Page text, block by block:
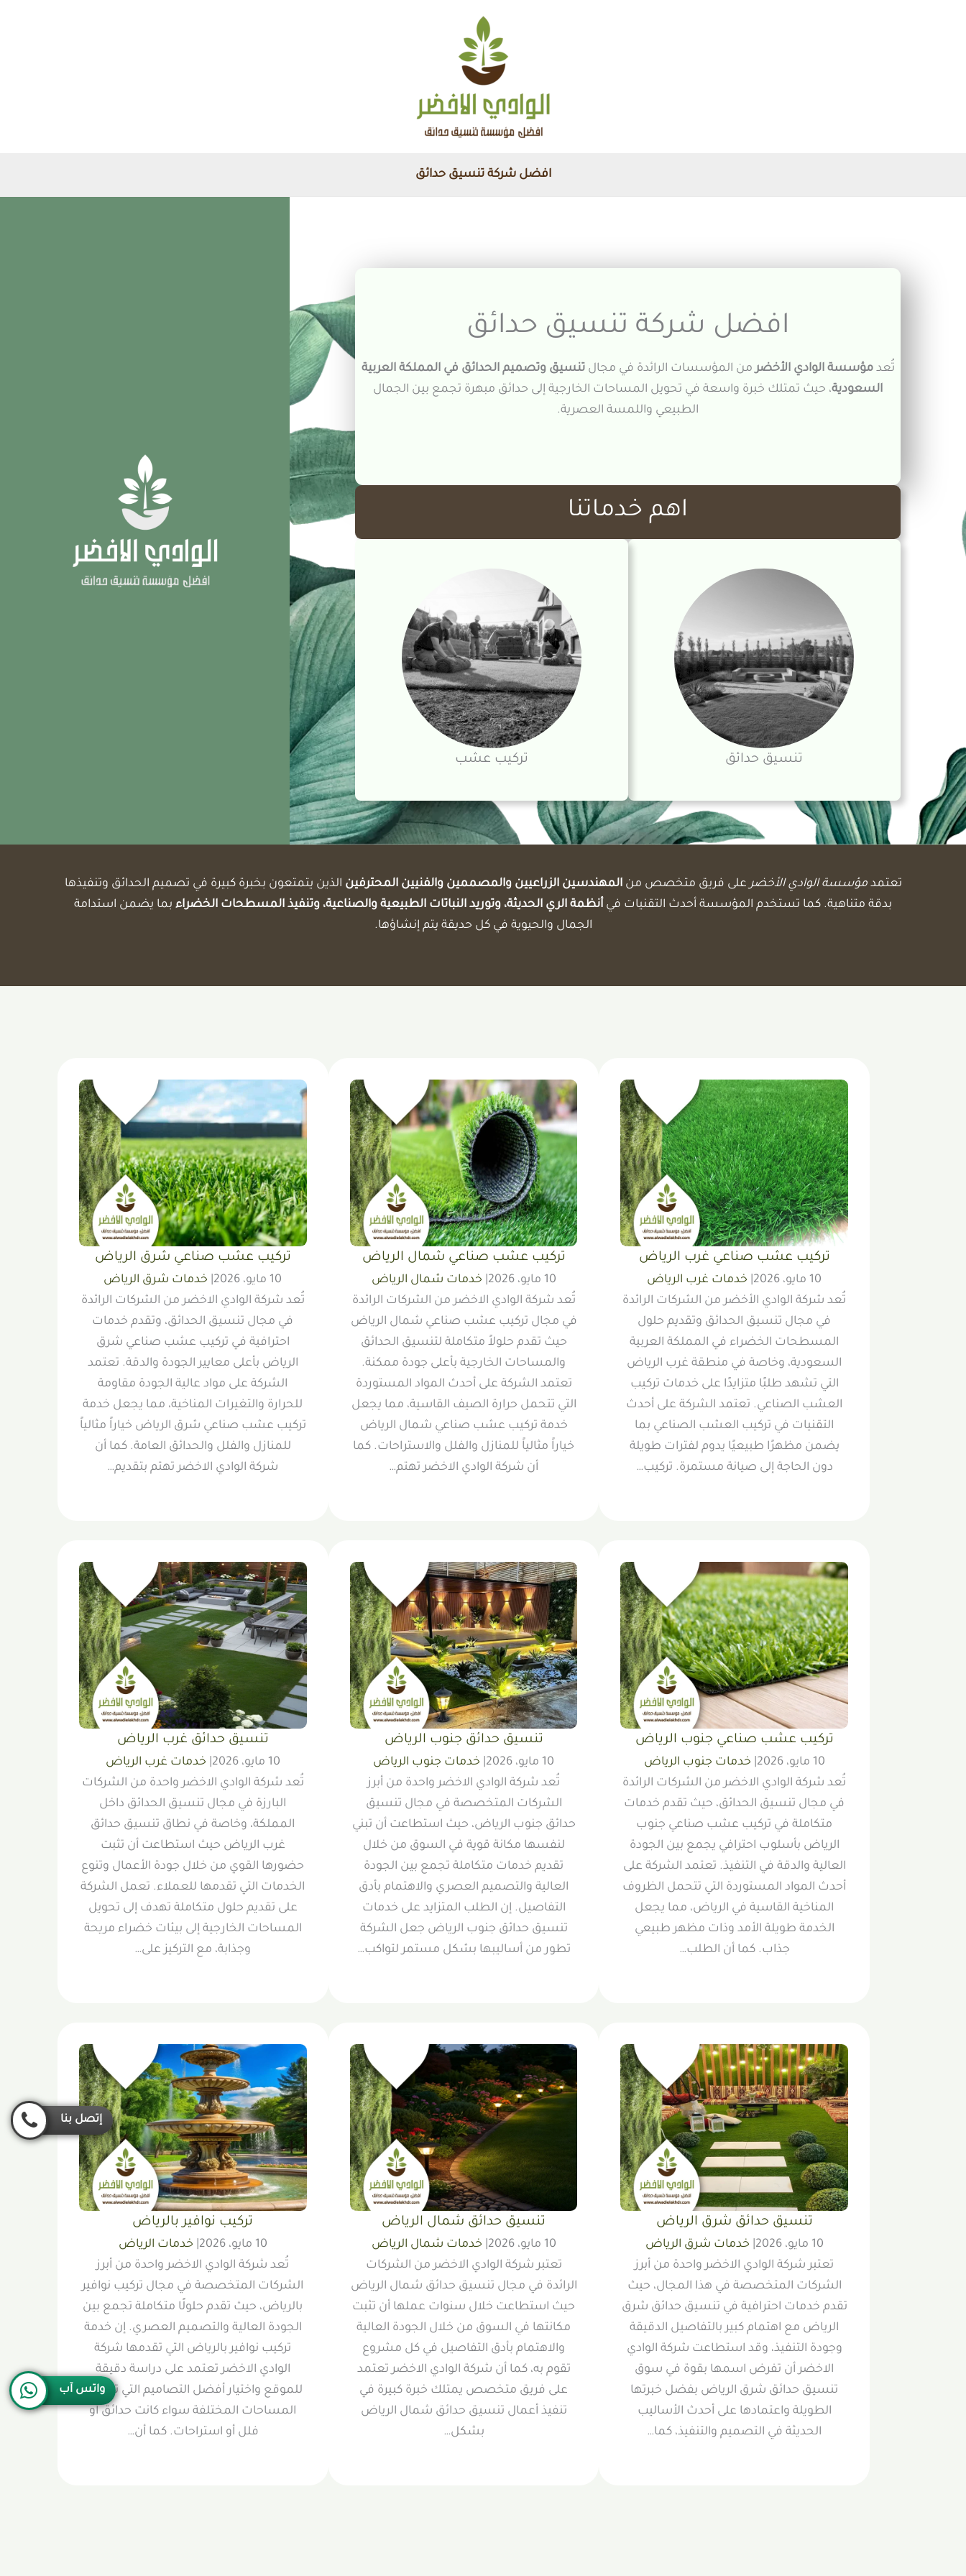
افضل شركة تنسيق حدائق
افضل شركة تنسيق حدائق
تُعدمؤسسة الوادي الأخضرمن المؤسسات الرائدة في مجالتنسيق وتصميم الحدائق في المملكة العربية
السعودية، حيث تمتلك خبرة واسعة في تحويل المساحات الخارجية إلى حدائق مبهرة تجمع بين الجمال
الطبيعي واللمسة العصرية.
اهم خدماتنا
تنسيق حدائق تركيب عشب
تعتمدمؤسسة الوادي الأخضر على فريق متخصص منالمهندسين الزراعيين والمصممين والفنيين المحترفين الذين يتمتعون بخبرة كبيرة في تصميم الحدائق وتنفيذها
بدقة متناهية. كما تستخدم المؤسسة أحدث التقنيات في أنظمة الري الحديثة، وتوريد النباتات الطبيعية والصناعية، وتنفيذ المسطحات الخضراء بما يضمن استدامة
الجمال والحيوية في كل حديقة يتم إنشاؤها.
تركيب عشب صناعي غرب الرياض
10 مايو، 2026
خدمات غرب الرياض
تُعد شركة الوادي الأخضر من الشركات الرائدة
في مجال تنسيق الحدائق وتقديم حلول
المسطحات الخضراء في المملكة العربية
السعودية، وخاصة في منطقة غرب الرياض
التي تشهد طلبًا متزايدًا على خدمات تركيب
العشب الصناعي. تعتمد الشركة على أحدث
التقنيات في تركيب العشب الصناعي بما
يضمن مظهرًا طبيعيًا يدوم لفترات طويلة
دون الحاجة إلى صيانة مستمرة. تركيب…
تركيب عشب صناعي شمال الرياض
10 مايو، 2026
خدمات شمال الرياض
تُعد شركة الوادي الاخضر من الشركات الرائدة
في مجال تركيب عشب صناعي شمال الرياض
حيث تقدم حلولاً متكاملة لتنسيق الحدائق
والمساحات الخارجية بأعلى جودة ممكنة.
تعتمد الشركة على أحدث المواد المستوردة
التي تتحمل حرارة الصيف القاسية، مما يجعل
خدمة تركيب عشب صناعي شمال الرياض
خياراً مثالياً للمنازل والفلل والاستراحات. كما
أن شركة الوادي الاخضر تهتم…
تركيب عشب صناعي شرق الرياض
10 مايو، 2026
خدمات شرق الرياض
تُعد شركة الوادي الاخضر من الشركات الرائدة
في مجال تنسيق الحدائق، وتقدم خدمات
احترافية في تركيب عشب صناعي شرق
الرياض بأعلى معايير الجودة والدقة. تعتمد
الشركة على مواد عالية الجودة مقاومة
للحرارة والتغيرات المناخية، مما يجعل خدمة
تركيب عشب صناعي شرق الرياض خياراً مثالياً
للمنازل والفلل والحدائق العامة. كما أن
شركة الوادي الاخضر تهتم بتقديم…
تركيب عشب صناعي جنوب الرياض
10 مايو، 2026
خدمات جنوب الرياض
تُعد شركة الوادي الاخضر من الشركات الرائدة
في مجال تنسيق الحدائق، حيث تقدم خدمات
متكاملة في تركيب عشب صناعي جنوب
الرياض بأسلوب احترافي يجمع بين الجودة
العالية والدقة في التنفيذ. تعتمد الشركة على
أحدث المواد المستوردة التي تتحمل الظروف
المناخية القاسية في الرياض، مما يجعل
الخدمة طويلة الأمد وذات مظهر طبيعي
جذاب. كما أن الطلب…
تنسيق حدائق جنوب الرياض
10 مايو، 2026
خدمات جنوب الرياض
تُعد شركة الوادي الاخضر واحدة من أبرز
الشركات المتخصصة في مجال تنسيق
حدائق جنوب الرياض، حيث استطاعت أن تبني
لنفسها مكانة قوية في السوق من خلال
تقديم خدمات متكاملة تجمع بين الجودة
العالية والتصميم العصري والاهتمام بأدق
التفاصيل. إن الطلب المتزايد على خدمات
تنسيق حدائق جنوب الرياض جعل الشركة
تطور من أساليبها بشكل مستمر لتواكب…
تنسيق حدائق غرب الرياض
10 مايو، 2026
خدمات غرب الرياض
تُعد شركة الوادي الاخضر واحدة من الشركات
البارزة في مجال تنسيق الحدائق داخل
المملكة، وخاصة في نطاق تنسيق حدائق
غرب الرياض حيث استطاعت أن تثبت
حضورها القوي من خلال جودة الأعمال وتنوع
الخدمات التي تقدمها للعملاء. تعمل الشركة
على تقديم حلول متكاملة تهدف إلى تحويل
المساحات الخارجية إلى بيئات خضراء مريحة
وجذابة، مع التركيز على…
تنسيق حدائق شرق الرياض
10 مايو، 2026
خدمات شرق الرياض
تعتبر شركة الوادي الاخضر واحدة من أبرز
الشركات المتخصصة في هذا المجال، حيث
تقدم خدمات احترافية في تنسيق حدائق شرق
الرياض مع اهتمام كبير بالتفاصيل الدقيقة
وجودة التنفيذ، وقد استطاعت شركة الوادي
الاخضر أن تفرض اسمها بقوة في سوق
تنسيق حدائق شرق الرياض بفضل خبرتها
الطويلة واعتمادها على أحدث الأساليب
الحديثة في التصميم والتنفيذ، كما…
تنسيق حدائق شمال الرياض
10 مايو، 2026
خدمات شمال الرياض
تعتبر شركة الوادي الاخضر من الشركات
الرائدة في مجال تنسيق حدائق شمال الرياض
حيث استطاعت خلال سنوات عملها أن تثبت
مكانتها في السوق من خلال الجودة العالية
والاهتمام بأدق التفاصيل في كل مشروع
تقوم به، كما أن شركة الوادي الاخضر تعتمد
على فريق متخصص يمتلك خبرة كبيرة في
تنفيذ أعمال تنسيق حدائق شمال الرياض
بشكل…
تركيب نوافير بالرياض
10 مايو، 2026
خدمات الرياض
تُعد شركة الوادي الاخضر واحدة من أبرز
الشركات المتخصصة في مجال تركيب نوافير
بالرياض، حيث تقدم حلولًا متكاملة تجمع بين
الجودة العالية والتصميم العصري. إن خدمة
تركيب نوافير بالرياض التي تقدمها شركة
الوادي الاخضر تعتمد على دراسة دقيقة
للموقع واختيار أفضل التصاميم التي تناسب
المساحات المختلفة سواء كانت حدائق أو
فلل أو استراحات. كما أن…
واتس آب
إتصل بنا